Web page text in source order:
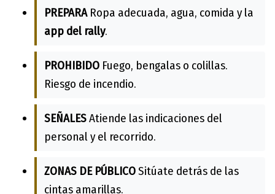
PREPARARopa adecuada, agua, comida y la
app del rally.
PROHIBIDO Fuego, bengalas o colillas.
Riesgo de incendio.
SEÑALESAtiende las indicaciones del
personal y el recorrido.
ZONAS DE PÚBLICOSitúate detrás de las
cintas amarillas.